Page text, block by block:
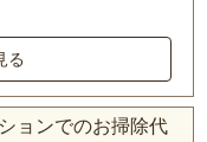
る
ョンでのお掃除代